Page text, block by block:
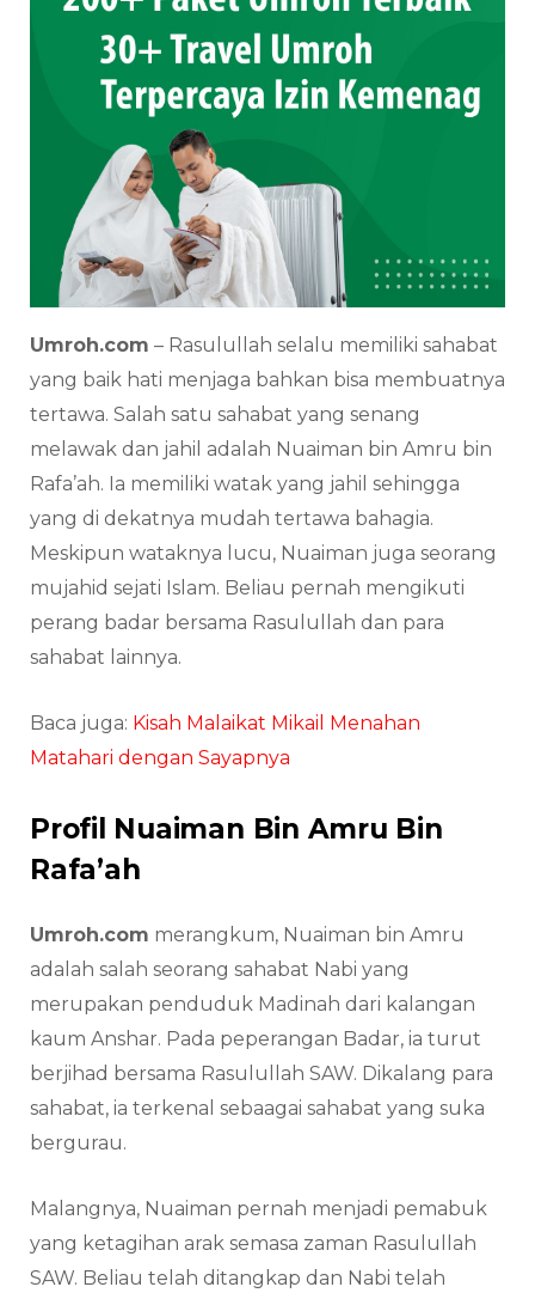
Umroh.com – Rasulullah selalu memiliki sahabat
yang baik hati menjaga bahkan bisa membuatnya
tertawa. Salah satu sahabat yang senang
melawak dan jahil adalah Nuaiman bin Amru bin
Rafa’ah. Ia memiliki watak yang jahil sehingga
yang di dekatnya mudah tertawa bahagia.
Meskipun wataknya lucu, Nuaiman juga seorang
mujahid sejati Islam. Beliau pernah mengikuti
perang badar bersama Rasulullah dan para
sahabat lainnya.
Baca juga: Kisah Malaikat Mikail Menahan
Matahari dengan Sayapnya
Profil Nuaiman Bin Amru Bin
Rafa’ah
Umroh.com merangkum, Nuaiman bin Amru
adalah salah seorang sahabat Nabi yang
merupakan penduduk Madinah dari kalangan
kaum Anshar. Pada peperangan Badar, ia turut
berjihad bersama Rasulullah SAW. Dikalang para
sahabat, ia terkenal sebaagai sahabat yang suka
bergurau.
Malangnya, Nuaiman pernah menjadi pemabuk
yang ketagihan arak semasa zaman Rasulullah
SAW. Beliau telah ditangkap dan Nabi telah